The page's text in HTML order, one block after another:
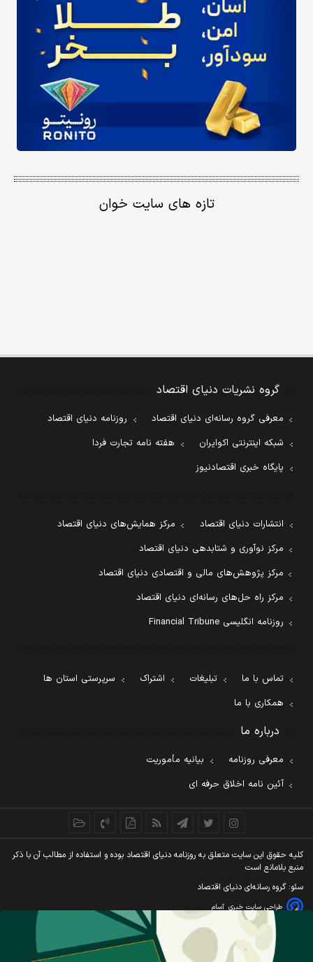
تازه های سایت خوان
گروه نشریات دنیای اقتصاد
معرفی گروه رسانه‌ای دنیای اقتصاد
روزنامه دنیای اقتصاد
شبکه اینترنتی اکوایران
هفته نامه تجارت فردا
پایگاه خبری اقتصادنیوز
انتشارات دنیای اقتصاد
مرکز همایش‌های دنیای اقتصاد
مرکز نوآوری و شتابدهی دنیای اقتصاد
مرکز پژوهش‌های مالی و اقتصادی دنیای اقتصاد
مرکز راه حل‌های رسانه‌ای دنیای اقتصاد
روزنامه انگلیسی Financial Tribune
تماس با ما تبلیغات اشتراک
سرپرستی استان ها
همکاری با ما
درباره ما
معرفی روزنامه
بیانیه مأموریت
آئین نامه اخلاق حرفه ای
کليه حقوق اين سايت متعلق به روزنامه دنيای اقتصاد بوده و استفاده از مطالب آن با ذکر
منبع بلامانع است
سئو: گروه رسانه‌ای دنیای اقتصاد
طراحی سایت خبری آسام